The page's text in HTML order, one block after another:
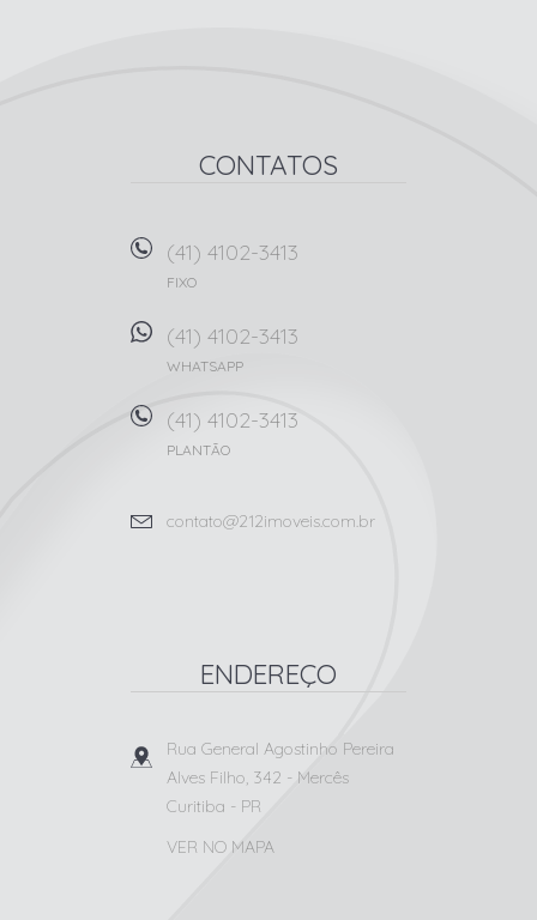
CONTATOS
(41) 4102-3413
FIXO
(41) 4102-3413
WHATSAPP
(41) 4102-3413
PLANTÃO
contato@212imoveis.com.br
ENDEREÇO
Rua General Agostinho Pereira
Alves Filho, 342 - Mercês
Curitiba - PR
VER NO MAPA